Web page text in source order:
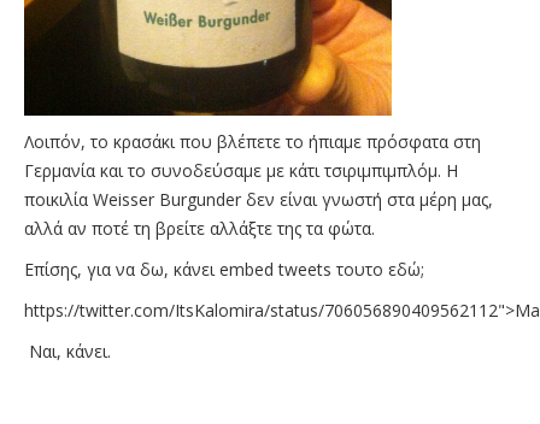
Λοιπόν, το κρασάκι που βλέπετε το ήπιαμε πρόσφατα στη
Γερμανία και το συνοδεύσαμε με κάτι τσιριμπιμπλόμ. Η
ποικιλία Weisser Burgunder δεν είναι γνωστή στα μέρη μας,
αλλά αν ποτέ τη βρείτε αλλάξτε της τα φώτα.
Επίσης, για να δω, κάνει embed tweets τουτο εδώ;
https://twitter.com/ItsKalomira/status/
Nαι, κάνει.